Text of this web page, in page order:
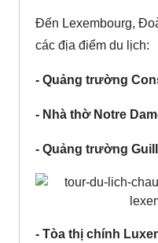
Đến Lexembourg,
các địa điểm du lịch:
- Quảng trường
- Nhà thờ Notre
- Quảng trường
- Tòa thị chính